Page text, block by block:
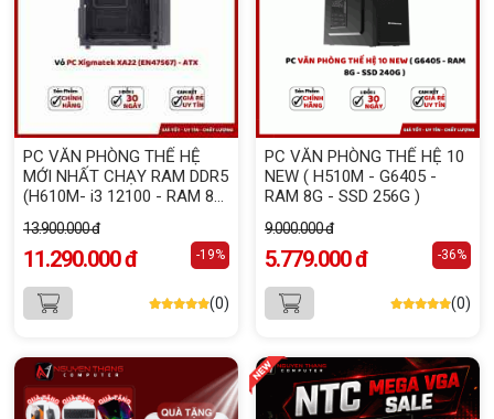
PC VĂN PHÒNG THẾ HỆ
MỚI NHẤT CHẠY RAM DDR5
(H610M- i3 12100 - RAM 8G
XAS30)
13.900.000 đ
11.290.000 đ -19%
(0)
PC VĂN PHÒNG THẾ HỆ 10
NEW ( H510M - G6405 -
RAM 8G - SSD 256G )
9.000.000 đ
5.779.000 đ -36%
(0)